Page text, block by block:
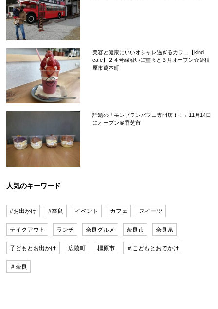
美容と健康にいいオシャレ過ぎるカフェ【kind
cafe】２４号線沿いに堂々と３月オープン☆＠橿
原市葛本町
話題の「モンブランパフェ専門店！！」11月14日
にオープン＠香芝市
人気のキーワード
#お出かけ #奈良 イベント カフェ スイーツ
テイクアウト ランチ 奈良グルメ 奈良市 奈良県
子どもとお出かけ 広陵町 橿原市 ＃こどもとおでかけ
＃奈良